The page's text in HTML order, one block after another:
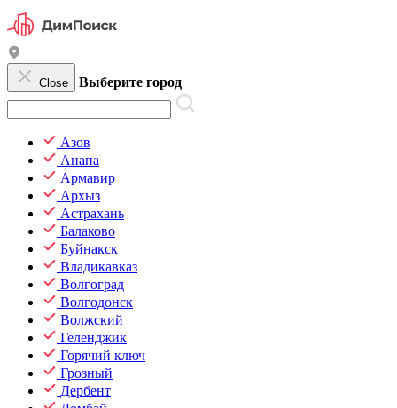
Close Выберите город
Азов
Анапа
Армавир
Архыз
Астрахань
Балаково
Буйнакск
Владикавказ
Волгоград
Волгодонск
Волжский
Геленджик
Горячий ключ
Грозный
Дербент